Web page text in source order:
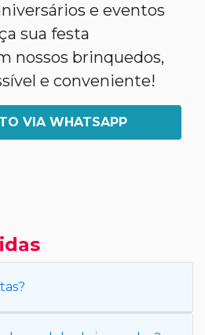
e eventos
sua festa
nossos brinquedos,
e conveniente!
VIA WHATSAPP